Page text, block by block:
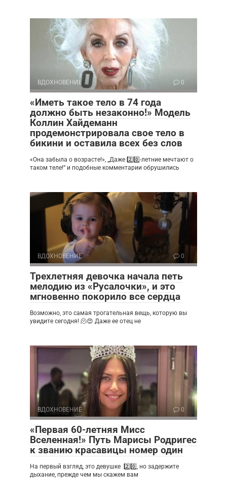
ВДОХНОВЕНИЕ 0
«Иметь такое тело в 74 года
должно быть незаконно!» Модель
Коллин Хайдеманн
продемонстрировала свое тело в
бикини и оставила всех без слов
«Она забыла о возрасте!», „Даже 2️⃣0️⃣-летние мечтают о
таком теле!“ и подобные комментарии обрушились
ВДОХНОВЕНИЕ 0
Трехлетняя девочка начала петь
мелодию из «Русалочки», и это
мгновенно покорило все сердца
Возможно, это самая трогательная вещь, которую вы
увидите сегодня! 🫠😍 Даже ее отец не
ВДОХНОВЕНИЕ 0
«Первая 60-летняя Мисс
Вселенная!» Путь Марисы Родригес
к званию красавицы номер один
На первый взгляд, это девушке 2️⃣0️⃣, но задержите
дыхание, прежде чем мы скажем вам